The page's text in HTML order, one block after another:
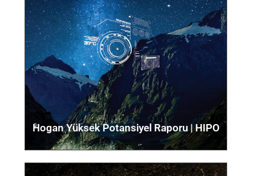
Hogan Yüksek Potansiyel Raporu | HIPO
Hogan İçgörü Raporu |
INSIGHT
Yeni yöneticilere ve orta düzey
yöneticilere güçlü yanları,
performans riskleri ve temel
değerleri ile ilgili özlü bir özet
sunar.
Detaylar için tıklayın